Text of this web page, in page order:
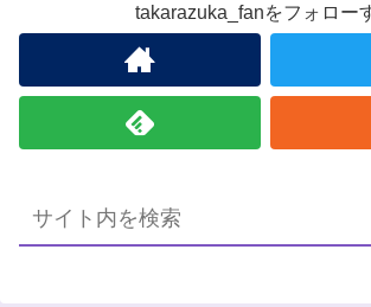
takarazuka_fanをフォロー